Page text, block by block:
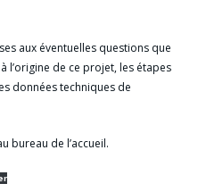
aux éventuelles questions que
l’origine de ce projet, les étapes
données techniques de
bureau de l’accueil.